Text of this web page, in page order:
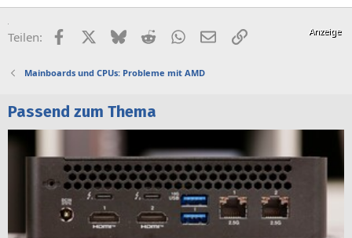
Teilen: FacebookX (Twitter)
BlueskyRedditWhatsApp
E-MailLink
Mainboards und CPUs: Probleme mit AMD
Passend zum Thema